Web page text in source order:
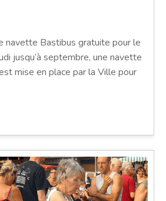
navette Bastibus gratuite pour le
jusqu’à septembre, une navette
mise en place par la Ville pour